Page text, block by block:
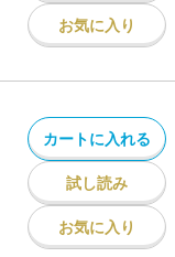
お気に入り
カートに入れる
試し読み
お気に入り